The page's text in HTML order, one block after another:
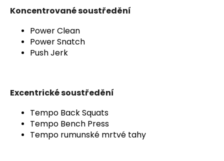
Koncentrované soustředění
Power Clean
Power Snatch
Push Jerk
Excentrické soustředění
Tempo Back Squats
Tempo Bench Press
Tempo rumunské mrtvé tahy